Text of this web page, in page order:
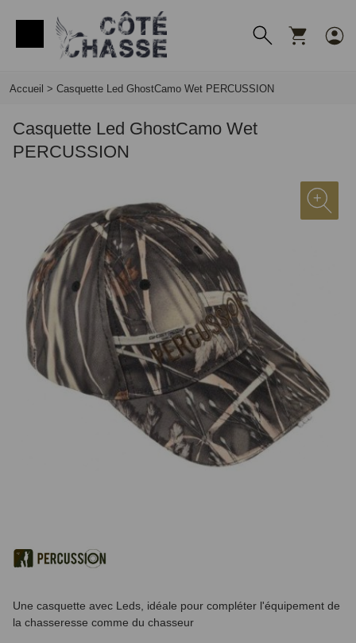
Accueil > Casquette Led GhostCamo Wet PERCUSSION
Casquette Led GhostCamo Wet
PERCUSSION
Une casquette avec Leds, idéale pour compléter l'équipement de
la chasseresse comme du chasseur